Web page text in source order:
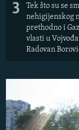
3
Tek što su se
nehigijenskog
prethodno i
vlasti u
Radovan